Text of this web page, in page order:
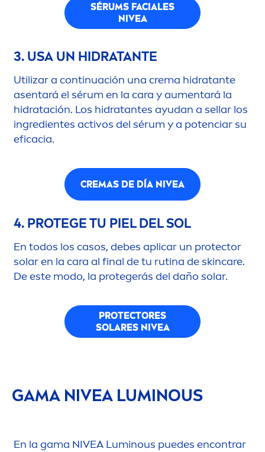
SÉRUMS FACIALES
NIVEA
3. USA UN HIDRATANTE
Utilizar a continuación una crema hidratante
asentará el sérum en la cara y aumentará la
hidratación. Los hidratantes ayudan a sellar los
ingredientes activos del sérum y a potenciar su
eficacia.
CREMAS DE DÍA NIVEA
4. PROTEGE TU PIEL DEL SOL
En todos los casos, debes aplicar un protector
solar en la cara al final de tu rutina deskincare.
De este modo, la protegerás del daño solar.
PROTECTORES
SOLARES NIVEA
GAMA NIVEA LUMINOUS
En la gama NIVEA Luminous puedes encontrar